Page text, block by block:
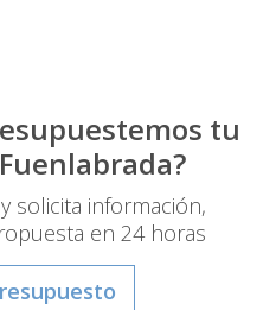
tu
solicita información,
en 24 horas